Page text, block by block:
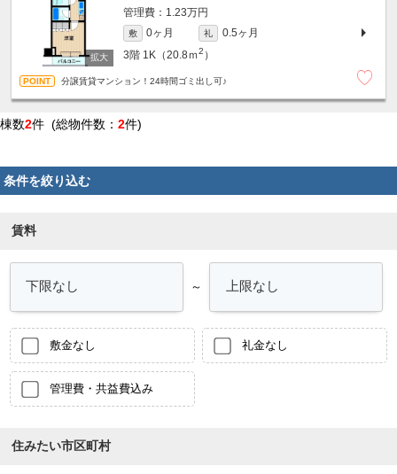
1.23万円
敷 0ヶ月 礼
0.5ヶ月
3階 1K（20.8ｍ2 ）
分譲賃貸マンション！24時間ゴミ出し可♪
棟数2件 (総物件数： 2件)
条件を絞り込む
賃料
～
敷金なし 礼金なし
管理費・共益費込み
住みたい市区町村